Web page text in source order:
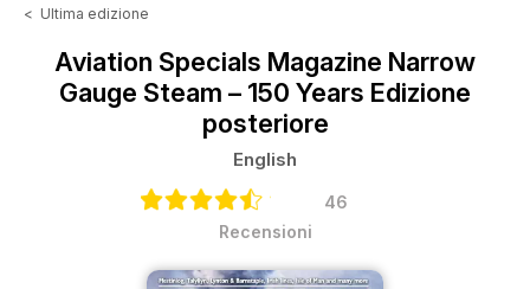
< Ultima edizione
Aviation Specials Magazine Narrow
Gauge Steam – 150 Years Edizione
posteriore
English
46
Recensioni